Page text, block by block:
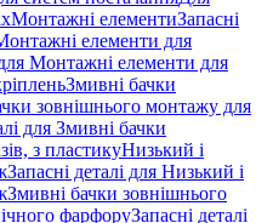
Монтажні елементиЗапасні
елементи для
для Монтажні елементи для
Змивні бачки
зовнішнього монтажу для
для Змивні бачки
з пластикуНизький і
Запасні деталі для Низький і
Змивні бачки зовнішнього
фарфоруЗапасні деталі